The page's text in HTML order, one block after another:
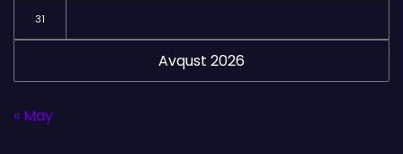
Avqust 2026
31
« May